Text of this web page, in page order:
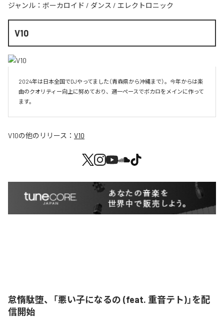
ジャンル： ボーカロイド / ダンス / エレクトロニック
V10
2024年は日本全国でDJやってました（青森県から沖縄まで）。今年からは楽
曲のクオリティー向上に努めており、週一ペースでボカロをメインに作って
V10の他のリリース： V10
怠惰駄堕、「悪い子になるの (feat. 重音テト)」を配
信開始